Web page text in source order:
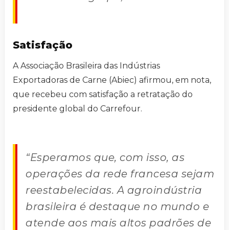
Satisfação
A Associação Brasileira das Indústrias
Exportadoras de Carne (Abiec) afirmou, em nota,
que recebeu com satisfação a retratação do
presidente global do Carrefour.
“Esperamos que, com isso, as
operações da rede francesa sejam
reestabelecidas. A agroindústria
brasileira é destaque no mundo e
atende aos mais altos padrões de